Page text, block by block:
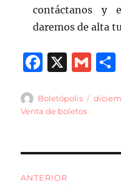
contáctanos y
daremos de alta
F
c
e
o
o
X
G
ai
Autor
Boletópolis
Venta de boletos
ANTERIOR